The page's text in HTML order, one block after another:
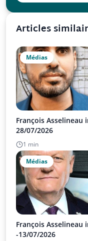
Articles
Médias
François Asselineau
28/07/2026
1 min
Médias
François Asselineau
-13/07/2026